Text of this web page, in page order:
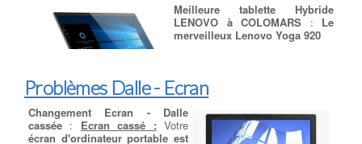
le clavier de votre ordinateur portable ne fonctionne pas du tout,
il n'y a peut-être aucun problème avec le clavier lui-même. Au
lieu de cela, votre ordinateur portable peut ne pas fonctionner en
raison d'unproblème logiciel
COLOMARS Si votre clavier ne fonctionne pas à cause d'un
problème sous Windows, la cause la plus courante est un pilote
de clavier défectueux ou un parasite Soft.:Trouver Un
Réparateur Ordi Portable
Meilleure tablette Hybride
LENOVO à COLOMARS : Le
merveilleux Lenovo Yoga 920
620 | RAM: 8 - 16 Go | Écran:
FHD 13,9 pouces (1 920 x 1 080)
- IPS multitouch UHD (3 840 x 2
160) avec caméra intégrée | Stockage: 256 Go - 1 To PCIe
SSD
Problèmes Dalle - Ecran
Changement Ecran - Dalle
cassée : Ecran cassé : Votre
écran d'ordinateur portable est